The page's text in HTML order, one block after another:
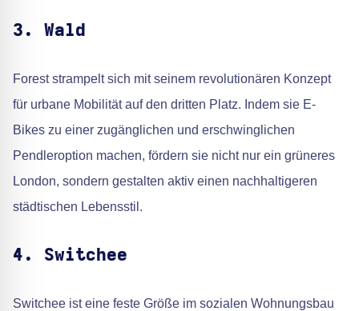
3. Wald
Forest strampelt sich mit seinem revolutionären Konzept
für urbane Mobilität auf den dritten Platz. Indem sie E-
Bikes zu einer zugänglichen und erschwinglichen
Pendleroption machen, fördern sie nicht nur ein grüneres
London, sondern gestalten aktiv einen nachhaltigeren
städtischen Lebensstil.
4. Switchee
Switchee ist eine feste Größe im sozialen Wohnungsbau